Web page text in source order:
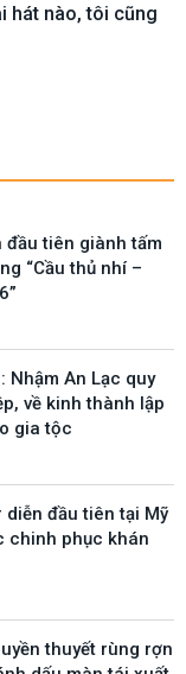
hát nào, tôi cũng
đầu tiên giành tấm
“Cầu thủ nhí –
Nhậm An Lạc quy
về kinh thành lập
gia tộc
đầu tiên tại Mỹ
chinh phục khán
thuyết rùng rợn